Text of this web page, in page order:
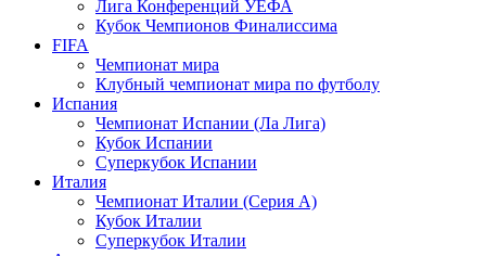
Лига Конференций УЕФА
Кубок Чемпионов Финалиссима
FIFA
Чемпионат мира
Клубный чемпионат мира по футболу
Испания
Чемпионат Испании (Ла Лига)
Кубок Испании
Суперкубок Испании
Италия
Чемпионат Италии (Серия А)
Кубок Италии
Суперкубок Италии